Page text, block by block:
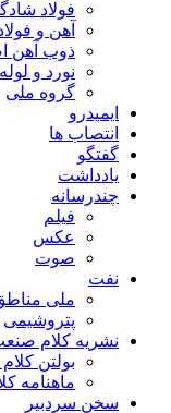
فولاد
آهن و
ذوب آهن
نورد و
گروه ملی
ایمیدرو
انتصاب ها
گفتگو
یادداشت
چندرسانه
فیلم
عکس
صوت
نفت
ملی
پتروشیمی
نشریه کلام
بولتن
ماهنامه
سخن سردبیر